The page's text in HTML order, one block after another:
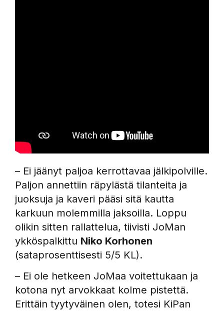
– Ei jäänyt paljoa kerrottavaa jälkipolville.
Paljon annettiin räpylästä tilanteita ja
juoksuja ja kaveri pääsi sitä kautta
karkuun molemmilla jaksoilla. Loppu
olikin sitten rallattelua, tiivisti JoMan
ykköspalkittu Niko Korhonen
(sataprosenttisesti 5/5 KL).
– Ei ole hetkeen JoMaa voitettukaan ja
kotona nyt arvokkaat kolme pistettä.
Erittäin tyytyväinen olen, totesi KiPan